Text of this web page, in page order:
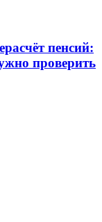
пенсий:
проверить